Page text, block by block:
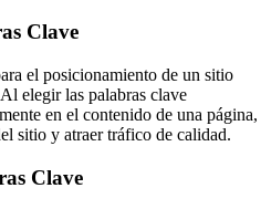
Clave
el posicionamiento de un sitio
elegir las palabras clave
en el contenido de una página,
sitio y atraer tráfico de calidad.
Clave